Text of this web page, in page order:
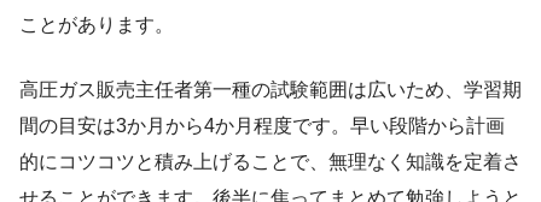
ことがあります。
高圧ガス販売主任者第一種の試験範囲は広いため、学習期
間の目安は3か月から4か月程度です。早い段階から計画
的にコツコツと積み上げることで、無理なく知識を定着さ
せることができます。後半に焦ってまとめて勉強しようと